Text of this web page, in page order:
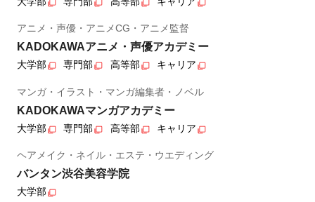
アニメ・声優・アニメCG・アニメ監督
KADOKAWAアニメ・声優アカデミー
大学部 専門部 高等部 キャリア
マンガ・イラスト・マンガ編集者・ノベル
KADOKAWAマンガアカデミー
大学部 専門部 高等部 キャリア
ヘアメイク・ネイル・エステ・ウエディング
バンタン渋谷美容学院
大学部